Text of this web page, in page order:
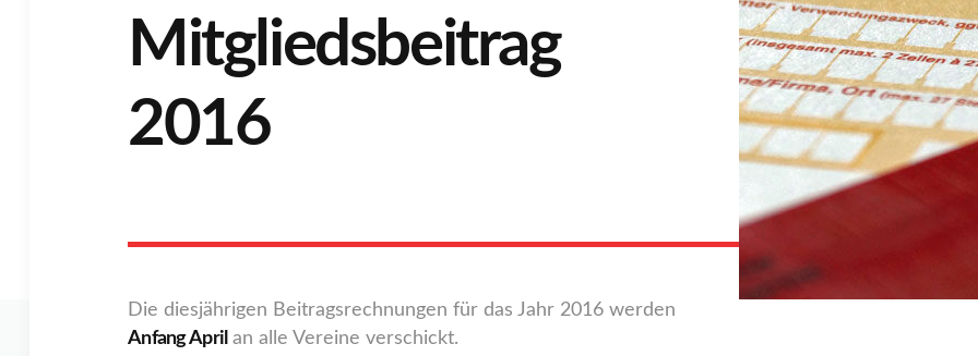
Mitgliedsbeitrag
2016
Die diesjährigen Beitragsrechnungen für das Jahr 2016 werden
Anfang April an alle Vereine verschickt.